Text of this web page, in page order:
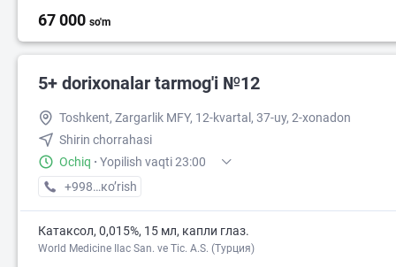
67 000 so'm
5+ dorixonalar tarmog'i №12
Toshkent, Zargarlik MFY, 12-kvartal, 37-uy, 2-xonadon
Shirin chorrahasi
Ochiq · Yopilish vaqti 23:00
+998 (87) XXX-XX-XX
кo’rish
Катаксол, 0,015%, 15 мл, капли глаз.
World Medicine Ilac San. ve Tic. A.S. (Турция)